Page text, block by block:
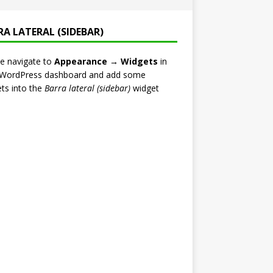
LATERAL (SIDEBAR)
navigate to Appearance → Widgets in
dashboard and add some
into the Barra lateral (sidebar)widget